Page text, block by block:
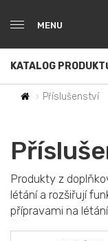
MENU
KATALOG
Příslušenství
Produkty z
létání a rozšiřují
přípravami na